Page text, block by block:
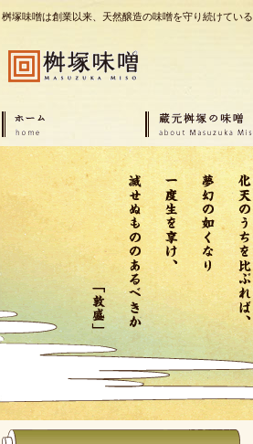
桝塚味噌は創業以来、天然醸造の味噌を守り続けている